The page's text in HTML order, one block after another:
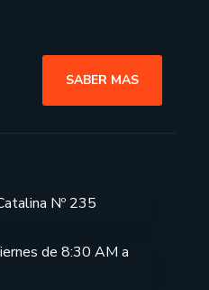
SABER MAS
Nº 235
de 8:30 AM a